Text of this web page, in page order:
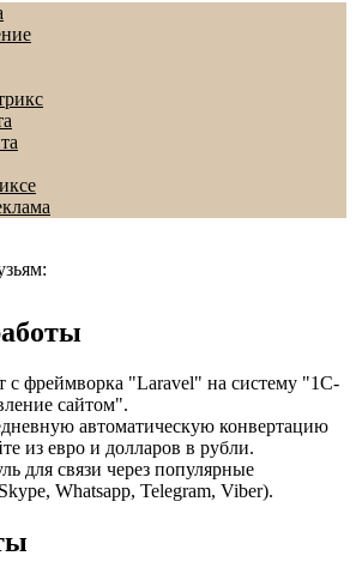
с фреймворка "Laravel" на систему "1С-
сайтом".
автоматическую конвертацию
из евро и долларов в рубли.
для связи через популярные
Whatsapp, Telegram, Viber).